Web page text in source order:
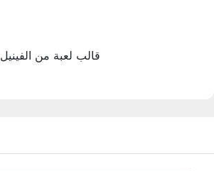
قالب لعبة من الفينيل